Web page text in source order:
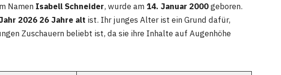
Namen Isabell Schneider, wurde am 14. Januar 2000geboren.
2026 26 Jahre alt ist. Ihr junges Alter ist ein Grund dafür,
Zuschauern beliebt ist, da sie ihre Inhalte auf Augenhöhe